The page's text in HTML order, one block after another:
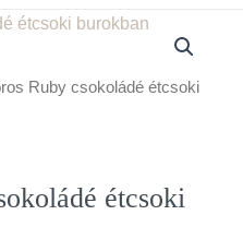
Ruby csokoládé étcsoki
étcsoki